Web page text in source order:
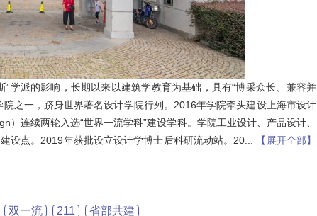
学派的影响，长期以来以建筑学教育为基础，具有“博采众长、兼容并
之一，跻身世界著名设计学院行列。2016年学院牵头建设上海市设计
连续两轮入选“世界一流学科”建设学科。学院工业设计、产品设计、
设点。2019年获批设立设计学博士后科研流动站。20...
【展开全部】
双一流 211 省部共建